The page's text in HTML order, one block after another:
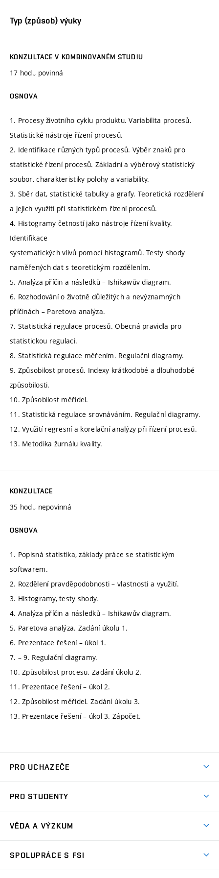
Typ (způsob) výuky
KONZULTACE V KOMBINOVANÉM STUDIU
17 hod., povinná
OSNOVA
1. Procesy životního cyklu produktu. Variabilita procesů.
Statistické nástroje řízení procesů.
2. Identifikace různých typů procesů. Výběr znaků pro
statistické řízení procesů. Základní a výběrový statistický
soubor, charakteristiky polohy a variability.
3. Sběr dat, statistické tabulky a grafy. Teoretická rozdělení
a jejich využití při statistickém řízení procesů.
4. Histogramy četností jako nástroje řízení kvality.
Identifikace
systematických vlivů pomocí histogramů. Testy shody
naměřených dat s teoretickým rozdělením.
5. Analýza příčin a následků – Ishikawův diagram.
6. Rozhodování o životně důležitých a nevýznamných
příčinách – Paretova analýza.
7. Statistická regulace procesů. Obecná pravidla pro
statistickou regulaci.
8. Statistická regulace měřením. Regulační diagramy.
9. Způsobilost procesů. Indexy krátkodobé a dlouhodobé
způsobilosti.
10. Způsobilost měřidel.
11. Statistická regulace srovnáváním. Regulační diagramy.
12. Využití regresní a korelační analýzy při řízení procesů.
13. Metodika žurnálu kvality.
KONZULTACE
35 hod., nepovinná
OSNOVA
1. Popisná statistika, základy práce se statistickým
softwarem.
2. Rozdělení pravděpodobnosti – vlastnosti a využití.
3. Histogramy, testy shody.
4. Analýza příčin a následků – Ishikawův diagram.
5. Paretova analýza. Zadání úkolu 1.
6. Prezentace řešení – úkol 1.
7. – 9. Regulační diagramy.
10. Způsobilost procesu. Zadání úkolu 2.
11. Prezentace řešení – úkol 2.
12. Způsobilost měřidel. Zadání úkolu 3.
13. Prezentace řešení – úkol 3. Zápočet.
PRO UCHAZEČE
Ambasadoři studia
Zápisy
PRO STUDENTY
Studijní předpisy
VĚDA A VÝZKUM
SPOLUPRÁCE S FSI